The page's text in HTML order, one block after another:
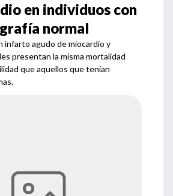
en individuos con
normal
infarto agudo de miocardio y
presentan la misma mortalidad
que aquellos que tenían